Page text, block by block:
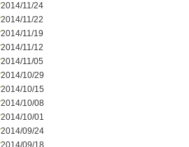
2014/11/24
2014/11/22
2014/11/19
2014/11/12
2014/11/05
2014/10/29
2014/10/15
2014/10/08
2014/10/01
2014/09/24
2014/09/18